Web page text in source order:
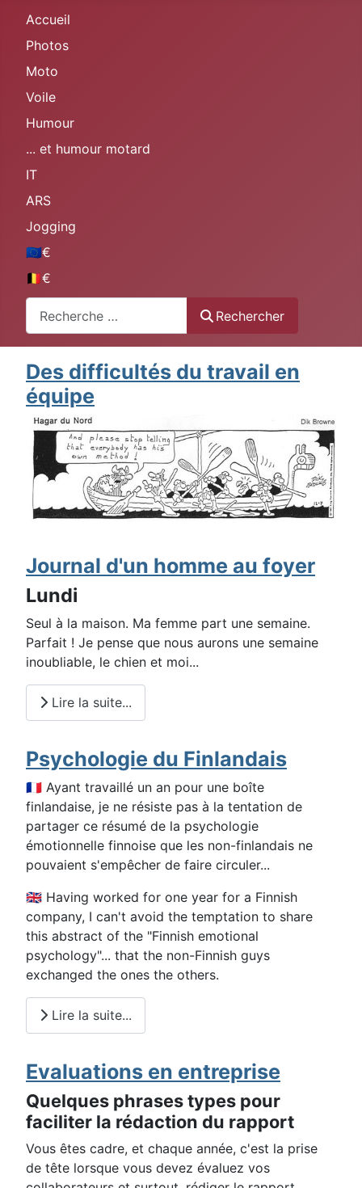
Accueil
Photos
Moto
Voile
Humour
... et humour motard
IT
ARS
Jogging
🇪🇺€
🇧🇪€
Rechercher
Des difficultés du travail en
équipe
Journal d'un homme au foyer
Lundi
Seul à la maison. Ma femme part une semaine.
Parfait ! Je pense que nous aurons une semaine
inoubliable, le chien et moi...
Lire la suite...
Psychologie du Finlandais
🇫🇷 Ayant travaillé un an pour une boîte
finlandaise, je ne résiste pas à la tentation de
partager ce résumé de la psychologie
émotionnelle finnoise que les non-finlandais ne
pouvaient s'empêcher de faire circuler...
🇬🇧 Having worked for one year for a Finnish
company, I can't avoid the temptation to share
this abstract of the "Finnish emotional
psychology"... that the non-Finnish guys
exchanged the ones the others.
Lire la suite...
Evaluations en entreprise
Quelques phrases types pour
faciliter la rédaction du rapport
Vous êtes cadre, et chaque année, c'est la prise
de tête lorsque vous devez évaluez vos